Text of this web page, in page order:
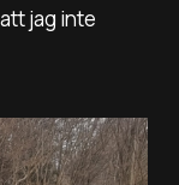
jag inte